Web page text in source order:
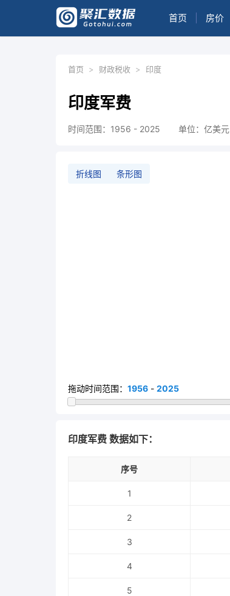
首页 房价
首页 > 财政税收 > 印度
印度军费
时间范围：1956 - 2025 单位：亿美元
折线图 条形图
拖动时间范围： 1956 - 2025
印度军费 数据如下：
序号
1
2
3
4
5